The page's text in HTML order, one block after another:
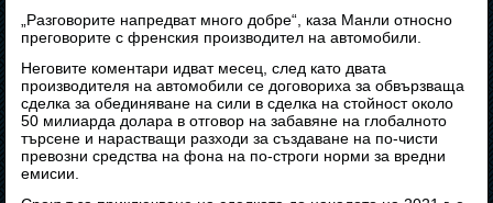
„Разговорите напредват много добре“, каза Манли относно
преговорите с френския производител на автомобили.
Неговите коментари идват месец, след като двата
производителя на автомобили се договориха за обвързваща
сделка за обединяване на сили в сделка на стойност около
50 милиарда долара в отговор на забавяне на глобалното
търсене и нарастващи разходи за създаване на по-чисти
превозни средства на фона на по-строги норми за вредни
емисии.